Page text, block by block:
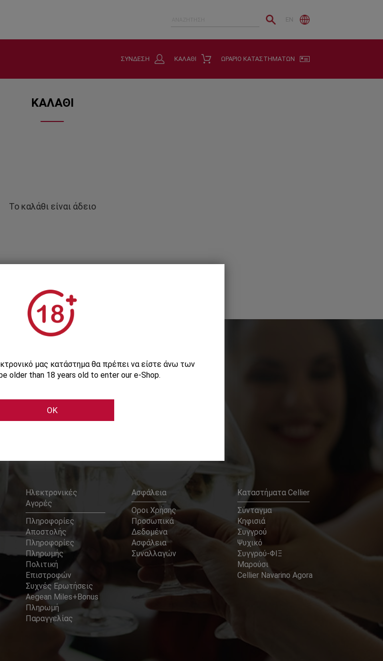
EN
ΩΡΑΡΙΟ ΚΑΤΑΣΤΗΜΑΤΩΝ
ΚΑΛΑΘΙ
ΣΥΝΔΕΣΗ
ΚΑΛΑΘΙ
Το καλάθι είναι άδειο
στο Newsletter μας
Ηλεκτρονικές
Αγορές
Πληροφορίες
Αποστολής
Πληροφορίες
Πληρωμής
Πολιτική
Επιστροφών
Συχνές Ερωτήσεις
Aegean Miles+Bonus
Πληρωμή
Παραγγελίας
Ασφάλεια
Οροι Χρήσης
Προσωπικά
Δεδομένα
Ασφάλεια
Συναλλαγών
Καταστήματα Cellier
Σύνταγμα
Κηφισιά
Συγγρού
Ψυχικό
Συγγρού-ΦΙΞ
Μαρούσι
Cellier Navarino Agora
μας κατάστημα θα πρέπει να είστε άνω των
older than 18 years old to enter our e-Shop.
OK